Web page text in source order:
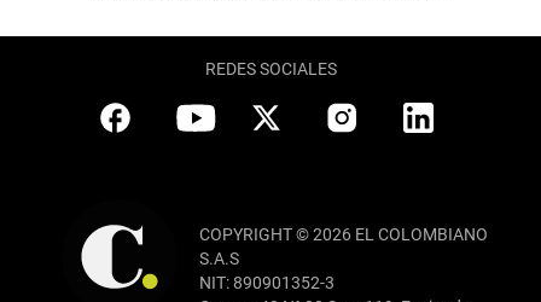
REDES SOCIALES
COPYRIGHT © 2026 EL COLOMBIANO
S.A.S
NIT: 890901352-3